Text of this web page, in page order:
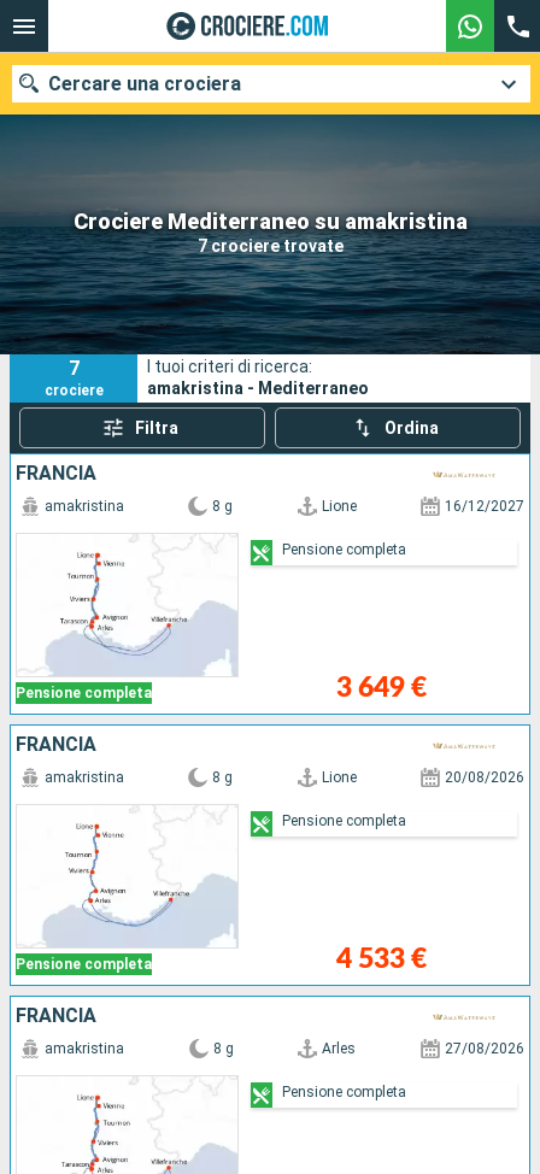
Crociere Mediterraneo su amakristina
7 crociere trovate
Cercare una crociera
Le nostre destinazioni
Mesi di partenza
Porti Compagnie
Ricerca
7
crociere
I tuoi criteri di ricerca:
amakristina - Mediterraneo
Filtra Ordina
FRANCIA
Pensione completa
amakristina 8 g Lione 16/12/2027
3 649 €
Pensione completa
FRANCIA
Pensione completa
amakristina 8 g Lione 20/08/2026
4 533 €
Pensione completa
FRANCIA
amakristina 8 g Arles 27/08/2026
Pensione completa